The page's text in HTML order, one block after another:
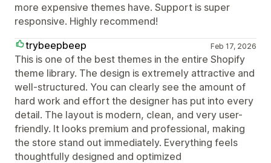
more expensive themes have. Support is super
responsive. Highly recommend!
trybeepbeep
Feb 17, 2026
This is one of the best themes in the entire Shopify
theme library. The design is extremely attractive and
well-structured. You can clearly see the amount of
hard work and effort the designer has put into every
detail. The layout is modern, clean, and very user-
friendly. It looks premium and professional, making
the store stand out immediately. Everything feels
thoughtfully designed and optimized